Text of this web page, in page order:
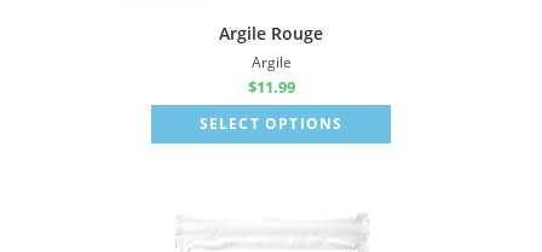
Argile Rouge
Argile
$11.99
SELECT OPTIONS